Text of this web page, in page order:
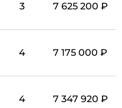
3 7 625 200 ₽
4 7 175 000 ₽
4 7 347 920 ₽